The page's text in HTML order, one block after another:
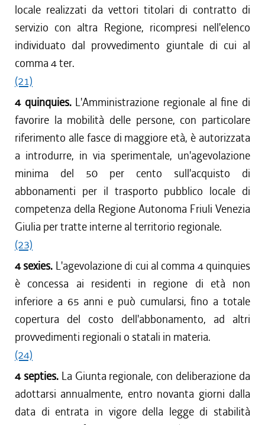
locale realizzati da vettori titolari di contratto di
servizio con altra Regione, ricompresi nell'elenco
individuato dal provvedimento giuntale di cui al
comma 4 ter.
(21)
4 quinquies. L'Amministrazione regionale al fine di
favorire la mobilità delle persone, con particolare
riferimento alle fasce di maggiore età, è autorizzata
a introdurre, in via sperimentale, un'agevolazione
minima del 50 per cento sull'acquisto di
abbonamenti per il trasporto pubblico locale di
competenza della Regione Autonoma Friuli Venezia
Giulia per tratte interne al territorio regionale.
(23)
4 sexies. L'agevolazione di cui al comma 4 quinquies
è concessa ai residenti in regione di età non
inferiore a 65 anni e può cumularsi, fino a totale
copertura del costo dell'abbonamento, ad altri
provvedimenti regionali o statali in materia.
(24)
4 septies. La Giunta regionale, con deliberazione da
adottarsi annualmente, entro novanta giorni dalla
data di entrata in vigore della legge di stabilità